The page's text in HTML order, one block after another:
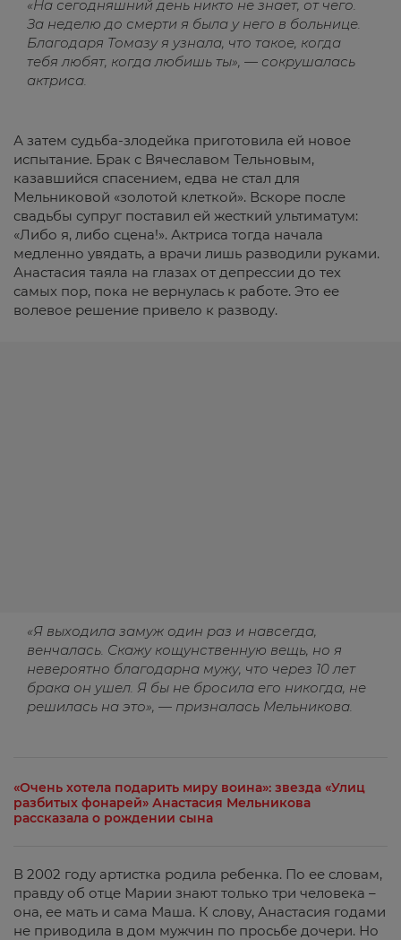
«На сегодняшний день никто не знает, от чего.
За неделю до смерти я была у него в больнице.
Благодаря Томазу я узнала, что такое, когда
тебя любят, когда любишь ты», — сокрушалась
актриса.
А затем судьба-злодейка приготовила ей новое
испытание. Брак с Вячеславом Тельновым,
казавшийся спасением, едва не стал для
Мельниковой «золотой клеткой». Вскоре после
свадьбы супруг поставил ей жесткий ультиматум:
«Либо я, либо сцена!». Актриса тогда начала
медленно увядать, а врачи лишь разводили руками.
Анастасия таяла на глазах от депрессии до тех
самых пор, пока не вернулась к работе. Это ее
волевое решение привело к разводу.
«Я выходила замуж один раз и навсегда,
венчалась. Скажу кощунственную вещь, но я
невероятно благодарна мужу, что через 10 лет
брака он ушел. Я бы не бросила его никогда, не
решилась на это», — призналась Мельникова.
«Очень хотела подарить миру воина»: звезда «Улиц
разбитых фонарей» Анастасия Мельникова
рассказала о рождении сына
В 2002 году артистка родила ребенка. По ее словам,
правду об отце Марии знают только три человека –
она, ее мать и сама Маша. К слову, Анастасия годами
не приводила в дом мужчин по просьбе дочери. Но